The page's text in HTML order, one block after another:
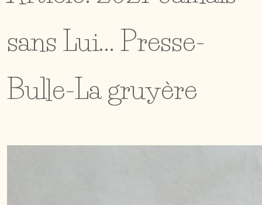
sans Lui... Presse-
Bulle-La gruyère